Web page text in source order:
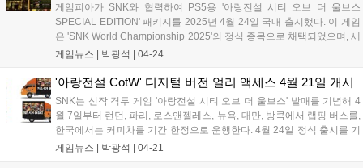
게임피아가 SNK와 협력하여 PS5용 '아랑전설 시티 오브 더 울브스
SPECIAL EDITION' 패키지를 2025년 4월 24일 국내 출시했다. 이 게임
은 'SNK World Championship 2025'의 정식 종목으로 채택되었으며, 세
계 대회가 개최될 예정이다. 최신작은 'REV 시스템'과 진화된 '배틀 시스
전, 캐릭터 커스터마이즈 기능도 제공한다....
게임뉴스 | 박광석 04-24
'아랑전설 CotW' 디지털 버전 얼리 액세스 4월 21일 개시
SNK는 신작 격투 게임 '아랑전설 시티 오브 더 울브스' 발매를 기념해 4
월 7일부터 런던, 파리, 로스앤젤레스, 뉴욕, 대만, 방콕에서 랩핑 버스를,
한국에서는 커피차를 기간 한정으로 운행한다. 4월 24일 정식 출시를 기
념하는 커피차 이벤트와 코스프레 참가자도 모집하며, 4월 26일 홍대 인
게임뉴스 | 박광석 04-21